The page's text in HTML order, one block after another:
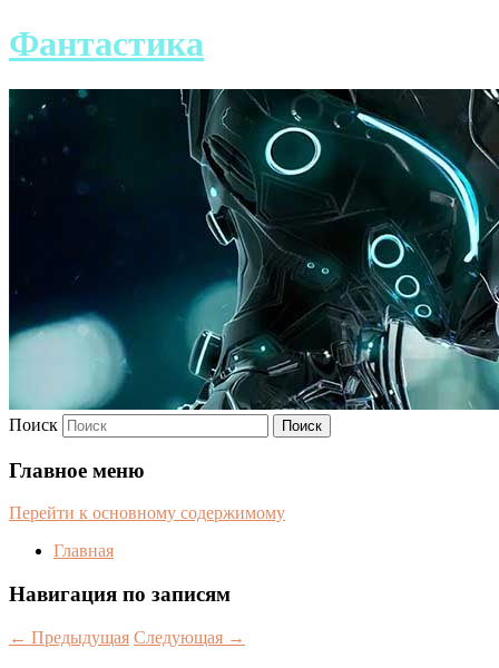
Фантастика
Поиск
Главное меню
Перейти к основному содержимому
Главная
Навигация по записям
← Предыдущая Следующая →